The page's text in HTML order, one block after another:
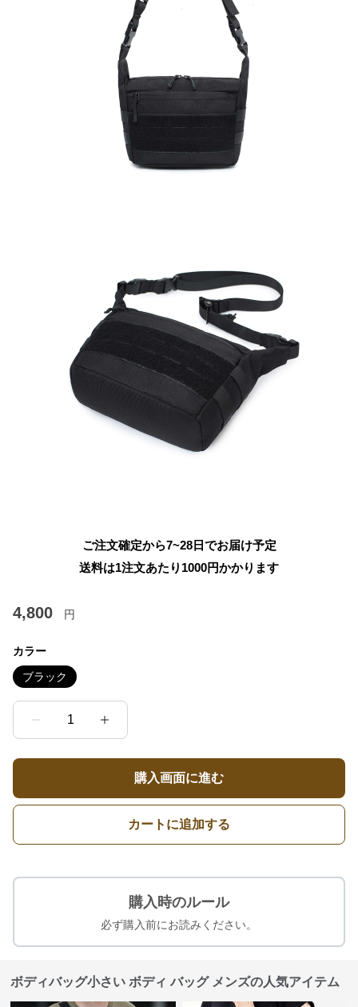
ご注文確定から7~28日でお届け予定
送料は1注文あたり 1000円かかります
4,800 円
カラー
ブラック
1
購入画面に進む
カートに追加する
購入時のルール
必ず購入前にお読みください。
ボディバッグ小さい ボディ バッグ メンズの人気アイテム